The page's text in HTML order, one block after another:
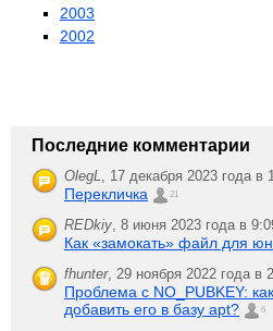
2003
2002
Последние комментарии
OlegL, 17 декабря 2023 года в
Перекличка 21
REDkiy, 8 июня 2023 года в
Как «замокать» файл для
fhunter, 29 ноября 2022 года в
Проблема с NO_PUBKEY:
добавить его в базу apt?
6